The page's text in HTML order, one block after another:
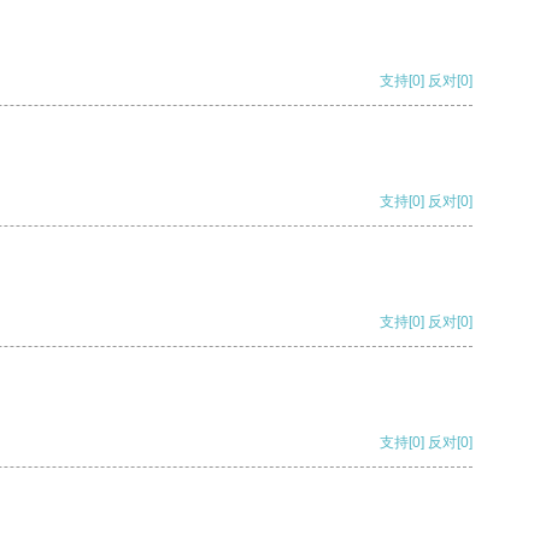
支持[0] 反对[0]
支持[0] 反对[0]
支持[0] 反对[0]
支持[0] 反对[0]